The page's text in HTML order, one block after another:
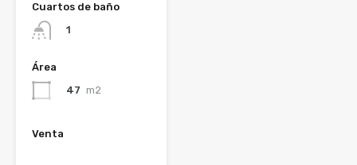
Cuartos de baño
1
Área
47 m2
Venta